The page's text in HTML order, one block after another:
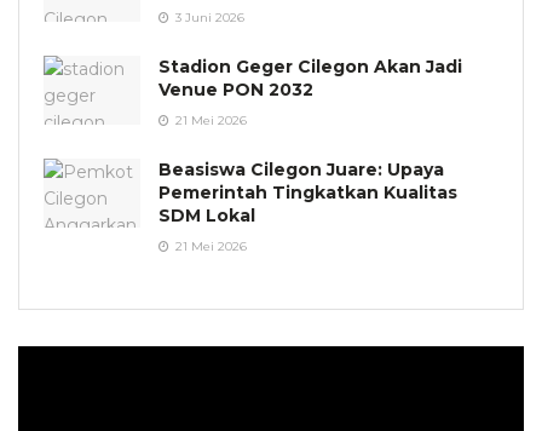
3 Juni 2026
Stadion Geger Cilegon Akan Jadi
Venue PON 2032
21 Mei 2026
Beasiswa Cilegon Juare: Upaya
Pemerintah Tingkatkan Kualitas
SDM Lokal
21 Mei 2026